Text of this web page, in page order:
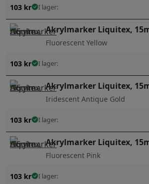
103 kr I lager:
Akrylmarker Liquitex,
Fluorescent Yellow
103 kr I lager:
Akrylmarker Liquitex,
Iridescent Antique Gold
103 kr I lager:
Akrylmarker Liquitex,
Fluorescent Pink
103 kr I lager: